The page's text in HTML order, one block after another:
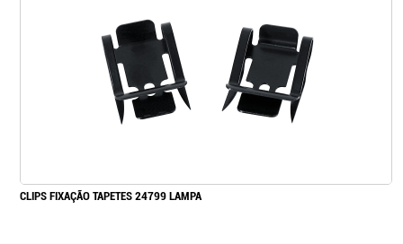
CLIPS FIXAÇÃO TAPETES 24799 LAMPA